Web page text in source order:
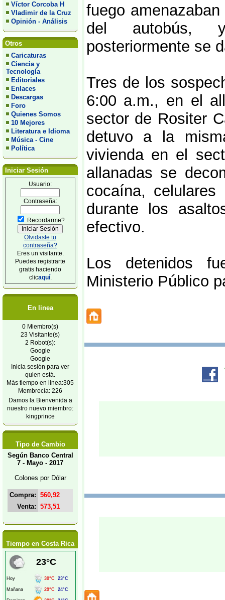
Víctor Corcoba H
Vladimir de la Cruz
Opinión - Análisis
Otros
Caricaturas
Ciencia y
Tecnología
Editoriales
Enlaces
Descargas
Foro
Quienes Somos
10 Mejores
Literatura e Idioma
Música - Cine
Política
Iniciar Sesión
Usuario:
Contraseña:
Recordarme?
Olvidaste tu
contraseña?
Eres un visitante.
Puedes registrarte
gratis haciendo
clicaquí.
En linea
0 Miembro(s)
23 Visitante(s)
2 Robot(s):
Google
Google
Inicia sesión para ver
quien está.
Más tiempo en linea:305
Membrecía: 226
Damos la Bienvenida a
nuestro nuevo miembro:
kingprince
Tipo de Cambio
Según Banco Central
7 - Mayo - 2017
Colones por Dólar
Compra: 560,92
Venta: 573,51
Tiempo en Costa Rica
fuego
del autobús,
posteriormente se
Tres de los
6:00 a.m., en el
sector de Rositer
detuvo a la
vivienda en el
allanadas se
cocaína,
durante los
efectivo.
Los detenidos
Ministerio Público